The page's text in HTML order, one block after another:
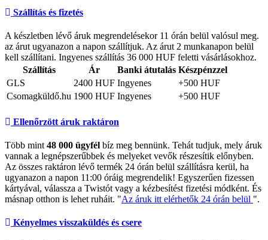
Szállítás és fizetés
A készletben lévő áruk megrendelésekor 11 órán belül valósul meg.
az árut ugyanazon a napon szállítjuk. Az árut 2 munkanapon belül
kell szállítani. Ingyenes szállítás 36 000 HUF feletti vásárlásokhoz.
Szállítás
Ár Banki átutalás Készpénzzel
GLS
2400 HUF Ingyenes
+500 HUF
Csomagküldő.hu 1900 HUF Ingyenes +500 HUF
Ellenőrzött áruk raktáron
Több mint 48 000 ügyfél bíz meg bennünk. Tehát tudjuk, mely áruk
vannak a legnépszerűbbek és melyeket vevők részesítik előnyben.
Az összes raktáron lévő termék 24 órán belül szállításra kerül, ha
ugyanazon a napon 11:00 óráig megrendelik! Egyszerűen fizessen
kártyával, válassza a Twistót vagy a kézbesítést fizetési módként. És
másnap otthon is lehet ruháit. "Az áruk itt elérhetők 24 órán belül ".
Kényelmes visszaküldés és csere